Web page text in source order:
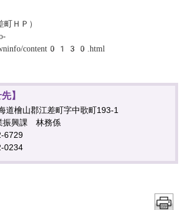
ＨＰ）
content0130.html
】
檜山郡江差町字中歌町193-1
振興課 林務係
6729
0234